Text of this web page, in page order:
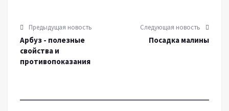
Предыдущая новость
Арбуз - полезные
свойства и
противопоказания
Следующая новость
Посадка малины